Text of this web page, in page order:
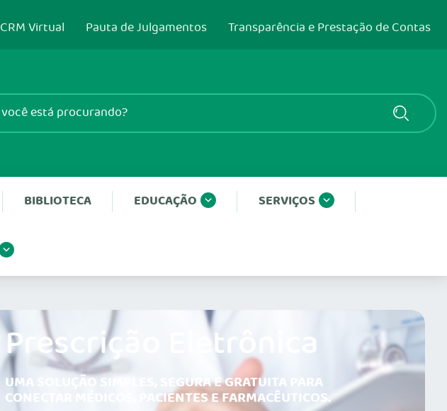
CRM Virtual Pauta de Julgamentos Transparência e Prestação de Contas
BIBLIOTECA EDUCAÇÃO SERVIÇOS
Prescrição Eletrônica
UMA SOLUÇÃO SIMPLES, SEGURA E GRATUITA PARA
CONECTAR MÉDICOS, PACIENTES E FARMACÊUTICOS.